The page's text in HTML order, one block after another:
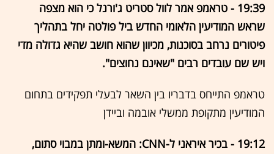
19:39 - טראמפ אמר לוול סטריט ג'ורנל כי הוא מצפה
שראש המודיעין הלאומי החדש ביל פולטה יחל בתהליך
פיטורים נרחב בסוכנות, מכיוון שהוא חושב שהיא גדולה מדי
ויש שם עובדים רבים "שאינם נחוצים".
טראמפ התייחס בדבריו בין השאר לבעלי תפקידים בתחום
המודיעין מתקופת ממשלי אובמה וביידן
19:12 - בכיר איראני ל-CNN: המשא-ומתן במבוי סתום,